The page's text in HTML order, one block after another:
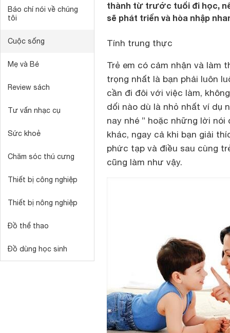
Báo chí nói về chúng
tôi
Cuộc sống
Mẹ và Bé
Review sách
Tư vấn nhạc cụ
Sức khoẻ
Chăm sóc thú cưng
Thiết bị công nghiệp
Thiết bị nông nghiệp
Đồ thể thao
Đồ dùng học sinh
thành từ trước tuổi đi học,
sẽ phát triển và hòa nhập
Tính trung thực
Trẻ em có cảm nhận và làm
trọng nhất là bạn phải luôn
cần đi đôi với việc làm,
dối nào dù là nhỏ nhất ví dụ
nay nhé ” hoặc những lời
khác, ngay cả khi bạn giải
phức tạp và điều sau cùng
cũng làm như vậy.